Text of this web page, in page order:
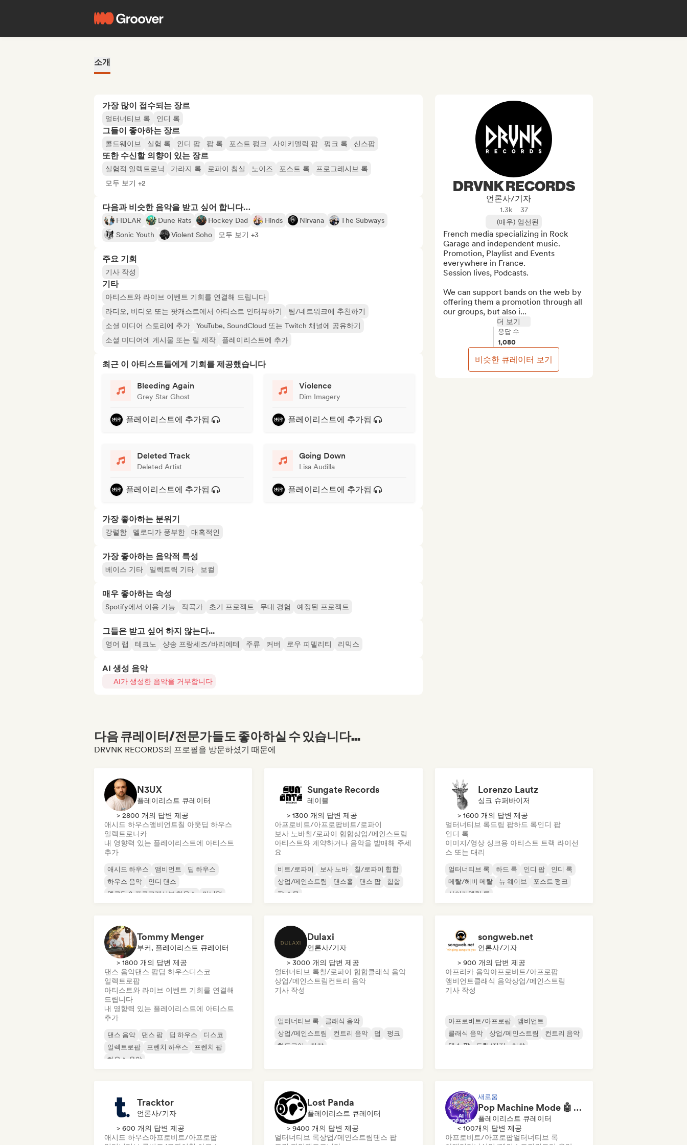
소개
가장 많이 접수되는 장르
얼터너티브 록 인디 록
그들이 좋아하는 장르
콜드웨이브 실험 록 인디 팝 팝 록 포스트 펑크 사이키델릭 팝 펑크 록 신스팝
또한 수신할 의향이 있는 장르
실험적 일렉트로닉 가라지 록 로파이 침실 노이즈 포스트 록
프로그레시브 록
모두 보기 +2
다음과 비슷한 음악을 받고 싶어 합니다…
FIDLAR Dune Rats Hockey Dad Hinds Nirvana
The Subways
Sonic Youth
Violent Soho 모두 보기 +3
주요 기회
기사 작성
기타
아티스트와 라이브 이벤트 기회를 연결해 드립니다
라디오, 비디오 또는 팟캐스트에서 아티스트 인터뷰하기
팀/네트워크에 추천하기
소셜 미디어 스토리에 추가
YouTube, SoundCloud 또는 Twitch 채널에 공유하기
소셜 미디어에 게시물 또는 릴 제작
플레이리스트에 추가
최근 이 아티스트들에게 기회를 제공했습니다
Bleeding Again
Grey Star Ghost
플레이리스트에 추가됨
Violence
Dim Imagery
플레이리스트에 추가됨
Deleted Track
Deleted Artist
플레이리스트에 추가됨
Going Down
Lisa Audilla
플레이리스트에 추가됨
가장 좋아하는 분위기
강렬함 멜로디가 풍부한 매혹적인
가장 좋아하는 음악적 특성
베이스 기타 일렉트릭 기타 보컬
매우 좋아하는 속성
Spotify에서 이용 가능 작곡가 초기 프로젝트 무대 경험 예정된 프로젝트
그들은 받고 싶어 하지 않는다...
영어 랩 테크노 샹송 프랑세즈/바리에테 주류 커버 로우 피델리티 리믹스
AI 생성 음악
AI가 생성한 음악을 거부합니다
DRVNK RECORDS
언론사/기자
1.3k
37
(매우) 엄선된
French media specializing in Rock
Garage and independent music.
Promotion, Playlist and Events
everywhere in France.
Session lives, Podcasts.
We can support bands on the web by
offering them a promotion through all
our groups, but also i...
더 보기
응답 수
1,080
비슷한 큐레이터 보기
다음 큐레이터/전문가들도 좋아하실 수 있습니다...
DRVNK RECORDS의 프로필을 방문하셨기 때문에
N3UX
플레이리스트 큐레이터
> 2800 개의 답변 제공
애시드 하우스앰비언트칠 아웃딥 하우스
일렉트로니카
내 영향력 있는 플레이리스트에 아티스트
추가
애시드 하우스 앰비언트
딥 하우스
하우스 음악
인디 댄스
멜로딕 & 프로그레시브 하우스
미니멀
Sungate Records
레이블
> 1300 개의 답변 제공
아프로비트/아프로팝비트/로파이
보사 노바칠/로파이 힙합상업/메인스트림
아티스트와 계약하거나 음악을 발매해 주세
요
비트/로파이 보사 노바
칠/로파이 힙합
상업/메인스트림
댄스홀 댄스 팝
힙합
팝 소울
Lorenzo Lautz
싱크 슈퍼바이저
> 1600 개의 답변 제공
얼터너티브 록드림 팝하드 록인디 팝
인디 록
이미지/영상 싱크용 아티스트 트랙 라이선
스 또는 대리
얼터너티브 록 하드 록 인디 팝
인디 록
메탈/헤비 메탈
뉴 웨이브
포스트 펑크
사이키델릭 록
Tommy Menger
부커, 플레이리스트 큐레이터
> 1800 개의 답변 제공
댄스 음악댄스 팝딥 하우스디스코
일렉트로팝
아티스트와 라이브 이벤트 기회를 연결해
드립니다
내 영향력 있는 플레이리스트에 아티스트
추가
댄스 음악 댄스 팝 딥 하우스
디스코
일렉트로팝
프렌치 하우스
프렌치 팝
하우스 음악
Dulaxi
언론사/기자
> 3000 개의 답변 제공
얼터너티브 록칠/로파이 힙합클래식 음악
상업/메인스트림컨트리 음악
기사 작성
얼터너티브 록
클래식 음악
상업/메인스트림
컨트리 음악 덥
펑크
하드코어
힙합
songweb.net
언론사/기자
> 900 개의 답변 제공
아프리카 음악아프로비트/아프로팝
앰비언트클래식 음악상업/메인스트림
기사 작성
아프로비트/아프로팝
앰비언트
클래식 음악
상업/메인스트림
컨트리 음악
댄스 팝
드릴/저지 힙합
Tracktor
언론사/기자
> 600 개의 답변 제공
애시드 하우스아프로비트/아프로팝
Lost Panda
플레이리스트 큐레이터
> 9400 개의 답변 제공
얼터너티브 록상업/메인스트림댄스 팝
새로움
Pop Machine Mode 🤖 AI Music, Indie Pop & Dream Pop
플레이리스트 큐레이터
< 100개의 답변 제공
아프로비트/아프로팝얼터너티브 록